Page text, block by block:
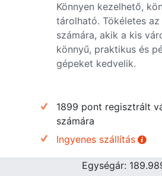
Könnyen kezelhető,
tárolható. Tökéletes
számára, akik a kis
könnyű, praktikus és
gépeket kedvelik.
1899 pont regisztrált
számára
Ingyenes szállítás
Egységár: